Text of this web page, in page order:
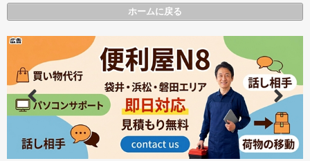
ホームに戻る